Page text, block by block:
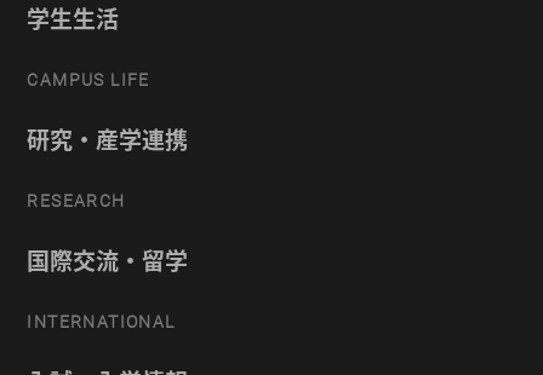
学生生活
CAMPUS LIFE
研究・産学連携
RESEARCH
国際交流・留学
INTERNATIONAL